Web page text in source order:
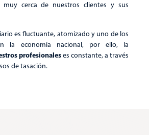
cerca de nuestros clientes y sus
es fluctuante, atomizado y uno de los
la economía nacional, por ello, la
profesionaleses constante, a través
de tasación.